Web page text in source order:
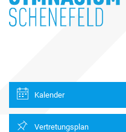
Kalender
Vertretungsplan